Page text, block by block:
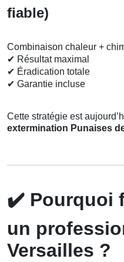
fiable)
Combinaison chaleur +
✔ Résultat maximal
✔ Éradication totale
✔ Garantie incluse
Cette stratégie est
extermination Punaises
✔️ Pourquoi
un
Versailles ?